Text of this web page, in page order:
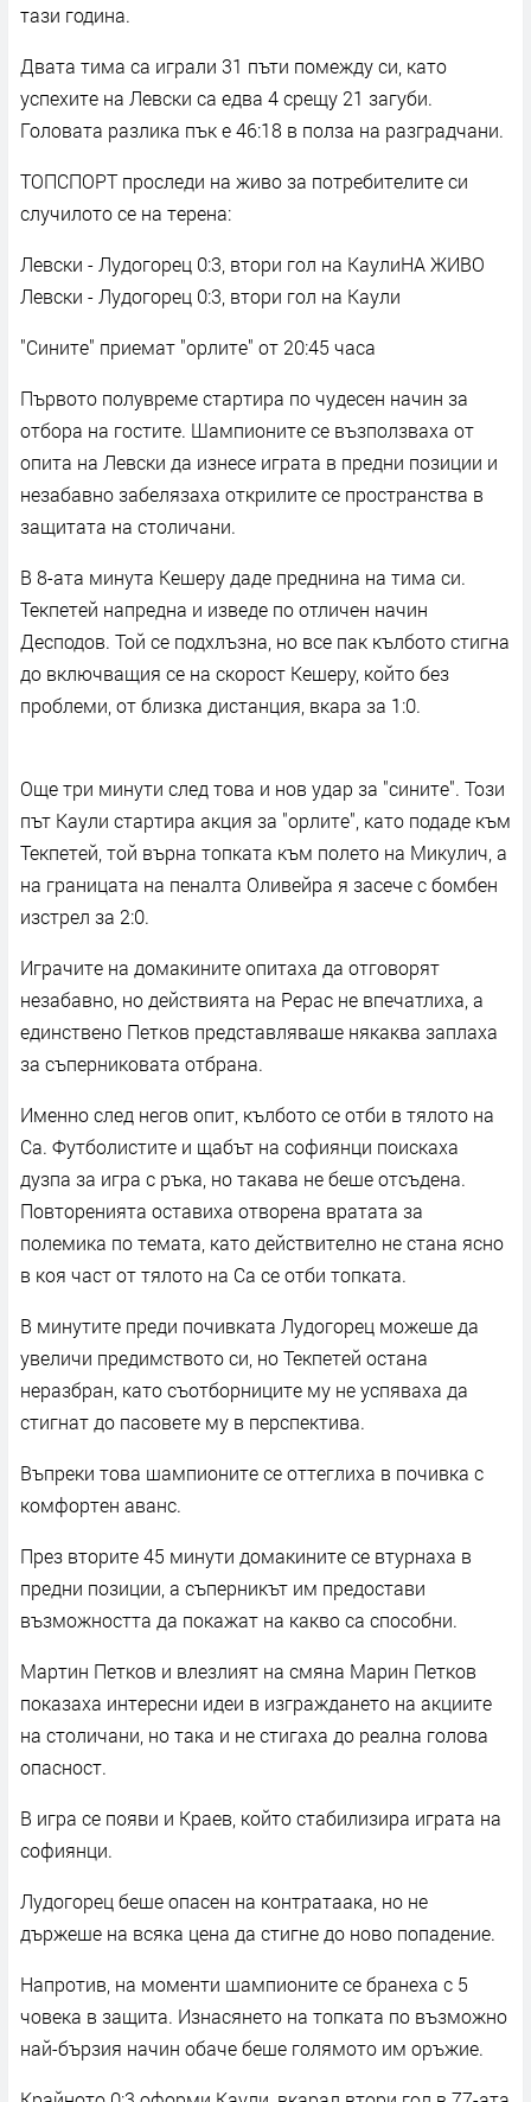
тази година.
Двата тима са играли 31 пъти помежду си, като
успехите на Левски са едва 4 срещу 21 загуби.
Головата разлика пък е 46:18 в полза на разградчани.
ТОПСПОРТ проследи на живо за потребителите си
случилото се на терена:
Левски - Лудогорец 0:3, втори гол на КаулиНА ЖИВО
Левски - Лудогорец 0:3, втори гол на Каули
"Сините" приемат "орлите" от 20:45 часа
Първото полувреме стартира по чудесен начин за
отбора на гостите. Шампионите се възползваха от
опита на Левски да изнесе играта в предни позиции и
незабавно забелязаха открилите се пространства в
защитата на столичани.
В 8-ата минута Кешеру даде преднина на тима си.
Текпетей напредна и изведе по отличен начин
Десподов. Той се подхлъзна, но все пак кълбото стигна
до включващия се на скорост Кешеру, който без
проблеми, от близка дистанция, вкара за 1:0.
Още три минути след това и нов удар за "сините". Този
път Каули стартира акция за "орлите", като подаде към
Текпетей, той върна топката към полето на Микулич, а
на границата на пеналта Оливейра я засече с бомбен
изстрел за 2:0.
Играчите на домакините опитаха да отговорят
незабавно, но действията на Рерас не впечатлиха, а
единствено Петков представляваше някаква заплаха
за съперниковата отбрана.
Именно след негов опит, кълбото се отби в тялото на
Са. Футболистите и щабът на софиянци поискаха
дузпа за игра с ръка, но такава не беше отсъдена.
Повторенията оставиха отворена вратата за
полемика по темата, като действително не стана ясно
в коя част от тялото на Са се отби топката.
В минутите преди почивката Лудогорец можеше да
увеличи предимството си, но Текпетей остана
неразбран, като съотборниците му не успяваха да
стигнат до пасовете му в перспектива.
Въпреки това шампионите се оттеглиха в почивка с
комфортен аванс.
През вторите 45 минути домакините се втурнаха в
предни позиции, а съперникът им предостави
възможността да покажат на какво са способни.
Мартин Петков и влезлият на смяна Марин Петков
показаха интересни идеи в изграждането на акциите
на столичани, но така и не стигаха до реална голова
опасност.
В игра се появи и Краев, който стабилизира играта на
софиянци.
Лудогорец беше опасен на контратаака, но не
държеше на всяка цена да стигне до ново попадение.
Напротив, на моменти шампионите се бранеха с 5
човека в защита. Изнасянето на топката по възможно
най-бързия начин обаче беше голямото им оръжие.